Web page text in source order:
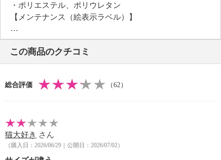
・ポリエステル、ポリウレタン
【メンテナンス（絵表示ラベル）】
・手洗い：可
・漂白処理：塩素系・酸素系漂白不可
・タンブル乾燥：不可
・自然乾燥：日陰の吊り干し
・ドライクリーニング：不可
・ウエットクリーニング：不可
・長時間照射による変退色注意
・洗濯の繰り返しによる変退色注意
・水や汗などによる色落ち、色移り注意
この商品のクチコミ
総合評価 （62）
猫大好き さん
（購入日：2026/06/29｜公開日：2026/07/02）